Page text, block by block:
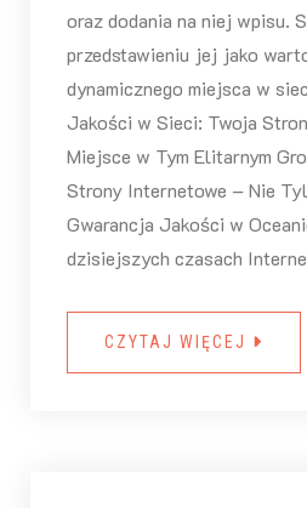
oraz dodania na niej wpisu.
przedstawieniu jej jako
dynamicznego miejsca w
Jakości w Sieci: Twoja
Miejsce w Tym Elitarnym
Strony Internetowe – Nie
Gwarancja Jakości w
dzisiejszych czasach
CZYTAJ WIĘCEJ